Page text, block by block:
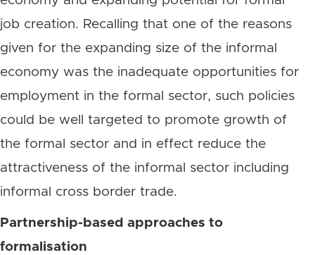
job creation. Recalling that one of the reasons
given for the expanding size of the informal
economy was the inadequate opportunities for
employment in the formal sector, such policies
could be well targeted to promote growth of
the formal sector and in effect reduce the
attractiveness of the informal sector including
informal cross border trade.
Partnership-based approaches to
formalisation